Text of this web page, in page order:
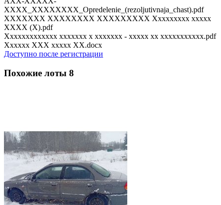
XXXX_XXXXXXXX_Opredelenie_(rezoljutivnaja_chast).pdf
XXXXXXX XXXXXXXX XXXXXXXXX Xxxxxxxxx xxxxx
XXXX (X).pdf
Xxxxxxxxxxxxx xxxxxxx x xxxxxxx - xxxxx xx xxxxxxxxxxx.pdf
Xxxxxx XXX xxxxx XX.docx
Доступно после регистрации
Похожие лоты 8